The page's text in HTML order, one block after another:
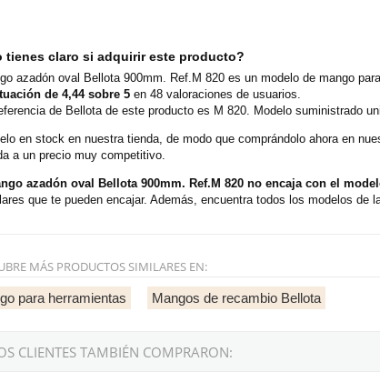
tienes claro si adquirir este producto?
azadón oval Bellota 900mm. Ref.M 820 es un modelo de mango
de 4,44 sobre 5 en 48 valoraciones de usuarios.
de Bellota de este producto es M 820. Modelo suministrado
en stock en nuestra tienda, de modo que comprándolo ahora en
a un precio muy competitivo.
azadón oval Bellota 900mm. Ref.M 820 no encaja con el
que te pueden encajar. Además, encuentra todos los modelos de
MÁS PRODUCTOS SIMILARES EN:
para herramientas Mangos de recambio Bellota
CLIENTES TAMBIÉN COMPRARON: